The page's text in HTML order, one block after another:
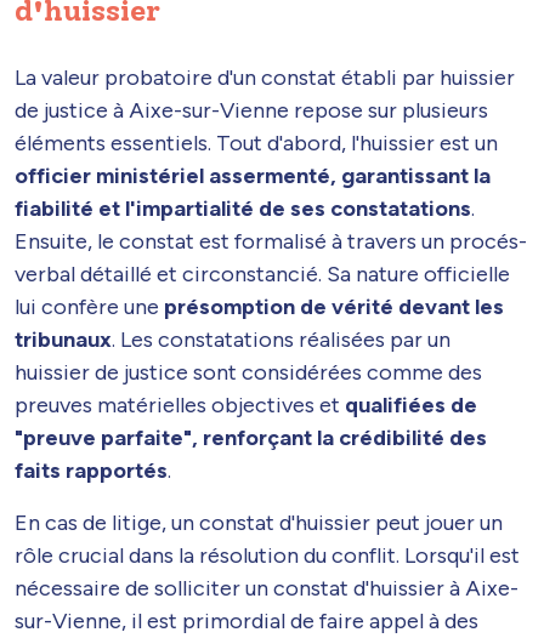
d'huissier
La valeur probatoire d'un constat établi par huissier
de justice à Aixe-sur-Vienne repose sur plusieurs
éléments essentiels. Tout d'abord, l'huissier est un
officier ministériel assermenté, garantissant la
fiabilité et l'impartialité de ses constatations.
Ensuite, le constat est formalisé à travers un procés-
verbal détaillé et circonstancié. Sa nature officielle
lui confère une présomption de vérité devant les
tribunaux. Les constatations réalisées par un
huissier de justice sont considérées comme des
preuves matérielles objectives et qualifiées de
"preuve parfaite", renforçant la crédibilité des
faits rapportés.
En cas de litige, un constat d'huissier peut jouer un
rôle crucial dans la résolution du conflit. Lorsqu'il est
nécessaire de solliciter un constat d'huissier à Aixe-
sur-Vienne, il est primordial de faire appel à des